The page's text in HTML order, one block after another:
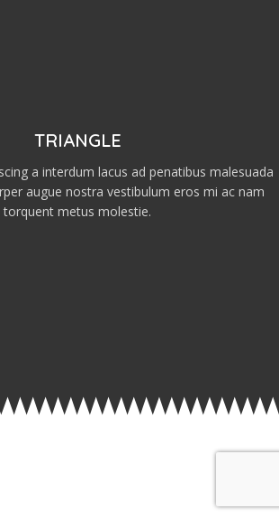
TRIANGLE
a interdum lacus ad penatibus malesuada
augue nostra vestibulum eros mi ac nam
torquent metus molestie.